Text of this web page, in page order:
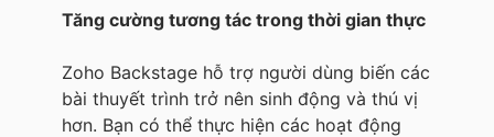
Tăng cường tương tác trong thời gian thực
Zoho Backstage hỗ trợ người dùng biến các
bài thuyết trình trở nên sinh động và thú vị
hơn. Bạn có thể thực hiện các hoạt động